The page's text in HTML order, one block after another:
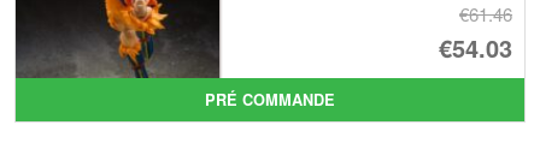
€61.46
Le
€54.03
Le
PRÉ COMMANDE